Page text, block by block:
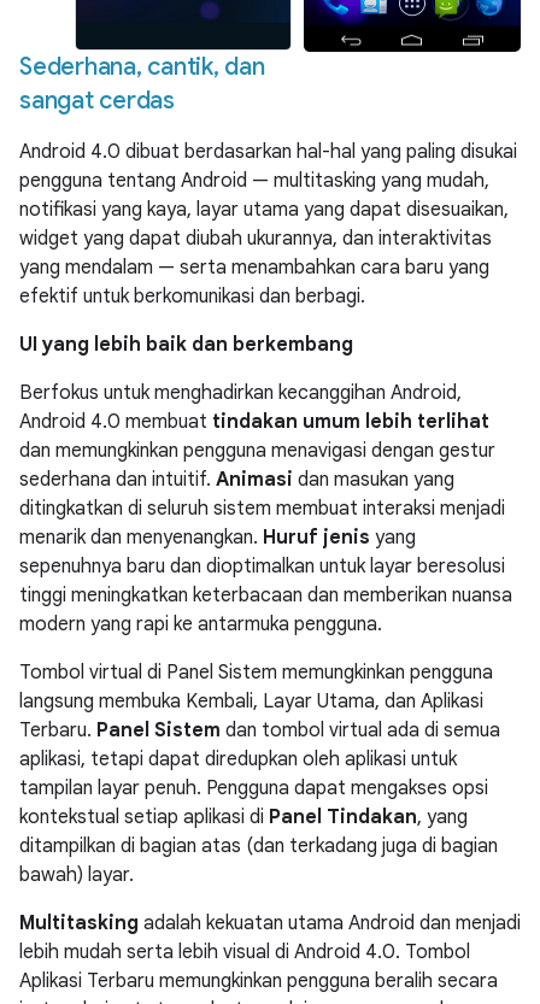
Sederhana, cantik, dan
sangat cerdas
Android 4.0 dibuat berdasarkan hal-hal yang paling disukai
pengguna tentang Android — multitasking yang mudah,
notifikasi yang kaya, layar utama yang dapat disesuaikan,
widget yang dapat diubah ukurannya, dan interaktivitas
yang mendalam — serta menambahkan cara baru yang
efektif untuk berkomunikasi dan berbagi.
UI yang lebih baik dan berkembang
Berfokus untuk menghadirkan kecanggihan Android,
Android 4.0 membuat tindakan umum lebih terlihat
dan memungkinkan pengguna menavigasi dengan gestur
sederhana dan intuitif. Animasi dan masukan yang
ditingkatkan di seluruh sistem membuat interaksi menjadi
menarik dan menyenangkan. Huruf jenis yang
sepenuhnya baru dan dioptimalkan untuk layar beresolusi
tinggi meningkatkan keterbacaan dan memberikan nuansa
modern yang rapi ke antarmuka pengguna.
Tombol virtual di Panel Sistem memungkinkan pengguna
langsung membuka Kembali, Layar Utama, dan Aplikasi
Terbaru. Panel Sistem dan tombol virtual ada di semua
aplikasi, tetapi dapat diredupkan oleh aplikasi untuk
tampilan layar penuh. Pengguna dapat mengakses opsi
kontekstual setiap aplikasi di Panel Tindakan, yang
ditampilkan di bagian atas (dan terkadang juga di bagian
bawah) layar.
Multitasking adalah kekuatan utama Android dan menjadi
lebih mudah serta lebih visual di Android 4.0. Tombol
Aplikasi Terbaru memungkinkan pengguna beralih secara